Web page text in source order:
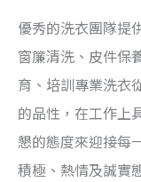
優秀的洗衣團隊提
窗簾清洗、皮件保
育、培訓專業洗衣
的品性，在工作上
懇的態度來迎接每
積極、熱情及誠實